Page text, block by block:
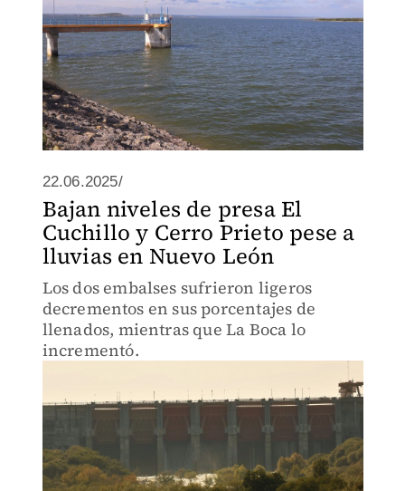
22.06.2025/
Bajan niveles de presa El
Cuchillo y Cerro Prieto pese a
lluvias en Nuevo León
Los dos embalses sufrieron ligeros
decrementos en sus porcentajes de
llenados, mientras que La Boca lo
incrementó.